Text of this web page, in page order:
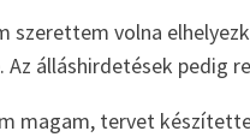
szerettem volna
Az álláshirdetések pedig
magam, tervet